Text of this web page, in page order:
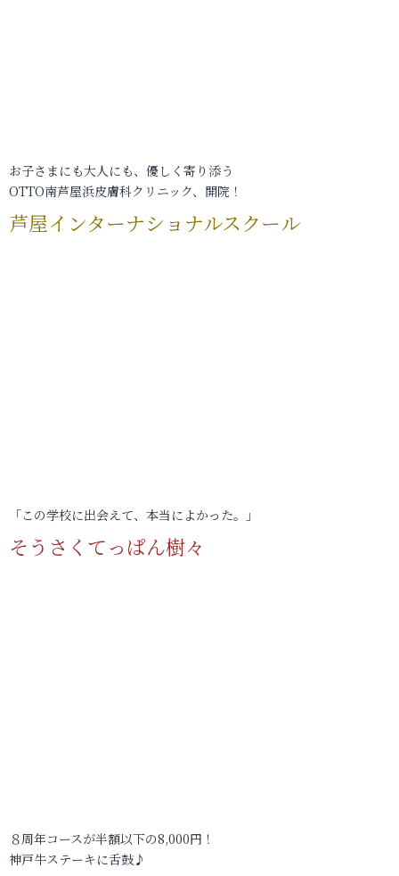
お子さまにも大人にも、優しく寄り添う
OTTO南芦屋浜皮膚科クリニック、開院！
芦屋インターナショナルスクール
「この学校に出会えて、本当によかった。」
そうさくてっぱん樹々
８周年コースが半額以下の8,000円！
神戸牛ステーキに舌鼓♪